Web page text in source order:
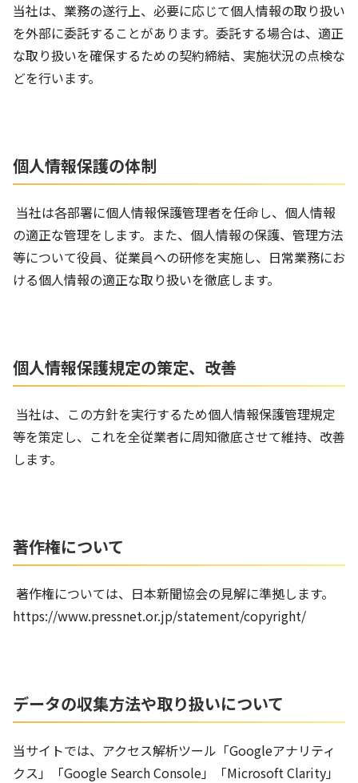
当社は、業務の遂行上、必要に応じて個人情報の取り扱い
を外部に委託することがあります。委託する場合は、適正
な取り扱いを確保するための契約締結、実施状況の点検な
どを行います。
個人情報保護の体制
当社は各部署に個人情報保護管理者を任命し、個人情報
の適正な管理をします。また、個人情報の保護、管理方法
等について役員、従業員への研修を実施し、日常業務にお
ける個人情報の適正な取り扱いを徹底します。
個人情報保護規定の策定、改善
当社は、この方針を実行するため個人情報保護管理規定
等を策定し、これを全従業者に周知徹底させて維持、改善
します。
著作権について
著作権については、日本新聞協会の見解に準拠します。
https://www.pressnet.or.jp/statement/copyright/
データの収集方法や取り扱いについて
当サイトでは、アクセス解析ツール「Googleアナリティ
クス」「Google Search Console」「Microsoft Clarity」